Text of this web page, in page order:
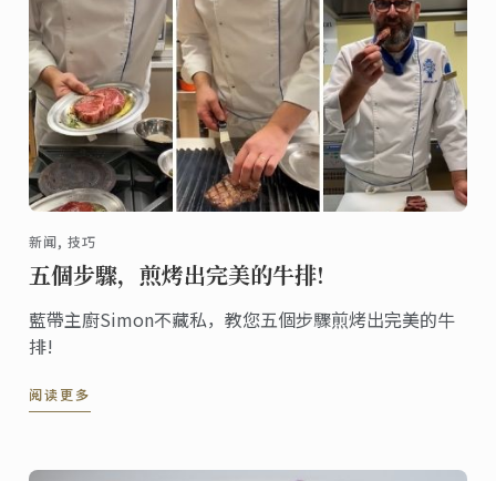
新闻, 技巧
五個步驟，煎烤出完美的牛排!
藍帶主廚Simon不藏私，教您五個步驟煎烤出完美的牛
排!
阅读更多